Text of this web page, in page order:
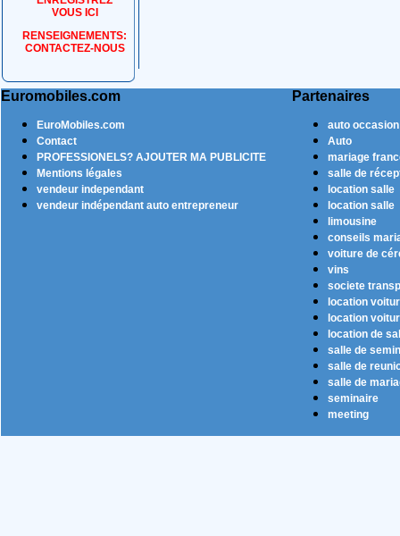
VOUS ICI
RENSEIGNEMENTS:
CONTACTEZ-NOUS
Euromobiles.com Partenaires
EuroMobiles.com
Contact
PROFESSIONELS? AJOUTER MA PUBLICITE
Mentions légales
vendeur independant
vendeur indépendant auto entrepreneur
auto occasion
Auto
mariage
salle de
location salle
location salle
limousine
conseils
voiture de
vins
societe
location
location
location de
salle de
salle de
salle de
seminaire
meeting